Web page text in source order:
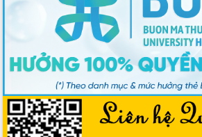
Phát huy vai trò của người có uy tín
trong phòng chống tảo hôn và hôn
nhân cận huyết thống
Nông sản Tây Nguyên thu hút doanh
nghiệp nước ngoài
Đắk Lắk định vị thương hiệu du lịch
“Biển – Rừng – Cà phê” trong không
gian phát triển mới
Hội nghị chia sẻ kinh nghiệm, chuyển